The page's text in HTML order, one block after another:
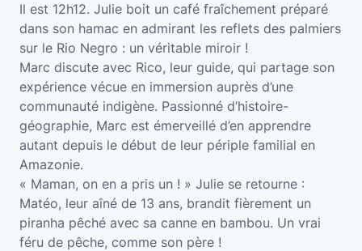
Il est 12h12. Julie boit un café fraîchement préparé
dans son hamac en admirant les reflets des palmiers
sur le Rio Negro : un véritable miroir !
Marc discute avec Rico, leur guide, qui partage son
expérience vécue en immersion auprès d’une
communauté indigène. Passionné d’histoire-
géographie, Marc est émerveillé d’en apprendre
autant depuis le début de leur périple familial en
Amazonie.
« Maman, on en a pris un ! » Julie se retourne :
Matéo, leur aîné de 13 ans, brandit fièrement un
piranha pêché avec sa canne en bambou. Un vrai
féru de pêche, comme son père !